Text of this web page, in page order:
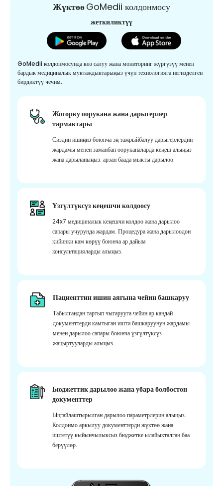
ЖүктөөGoMedii колдонмосу
жеткиликтүү
GoMedii колдонмосунда көз салуу жана мониторинг жүргүзүү менен
бардык медициналык муктаждыктарыңыз үчүн технологияга негизделген
бирдиктүү чечим.
Жогорку оорукана жана дарыгерлер
тармактары
Сиздин ишиңиз боюнча эң тажрыйбалуу дарыгерлердин
жардамы менен заманбап ооруканаларда кеңеш алыңыз
жана дарыланыңыз. арзан баада мыкты дарылоо.
Үзгүлтүксүз кеңешчи колдоосу
24x7 медициналык кеңешчи колдоо жана дарылоо
сапары учурунда жардам. Процедура жана дарылоодон
кийинки кам көрүү боюнча ар дайым
консультацияларды алыңыз.
Пациенттин ишин аягына чейин башкаруу
Табылгандан тартып чыгарууга чейин ар кандай
документтерди камтыган ишти башкаруунун жардамы
менен дарылоо сапары боюнча үзгүлтүксүз
жаңыртууларды алыңыз.
Бюджеттик дарылоо жана убара болбостон
документтер
Ыңгайлаштырылган дарылоо параметрлерин алыңыз.
Колдонмо аркылуу документтерди жүктөө жана
иштетүү кыйынчылыксыз бюджетке ылайыкталган баа
берүүлөр.